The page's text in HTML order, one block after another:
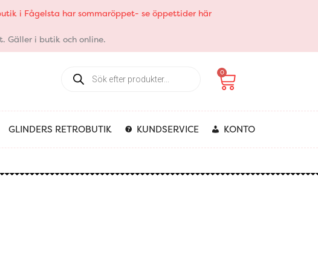
i Fågelsta har sommaröppet- se öppettider här
Gäller i butik och online.
search
0
Varukorg
GLINDERS RETROBUTIK KUNDSERVICE KONTO